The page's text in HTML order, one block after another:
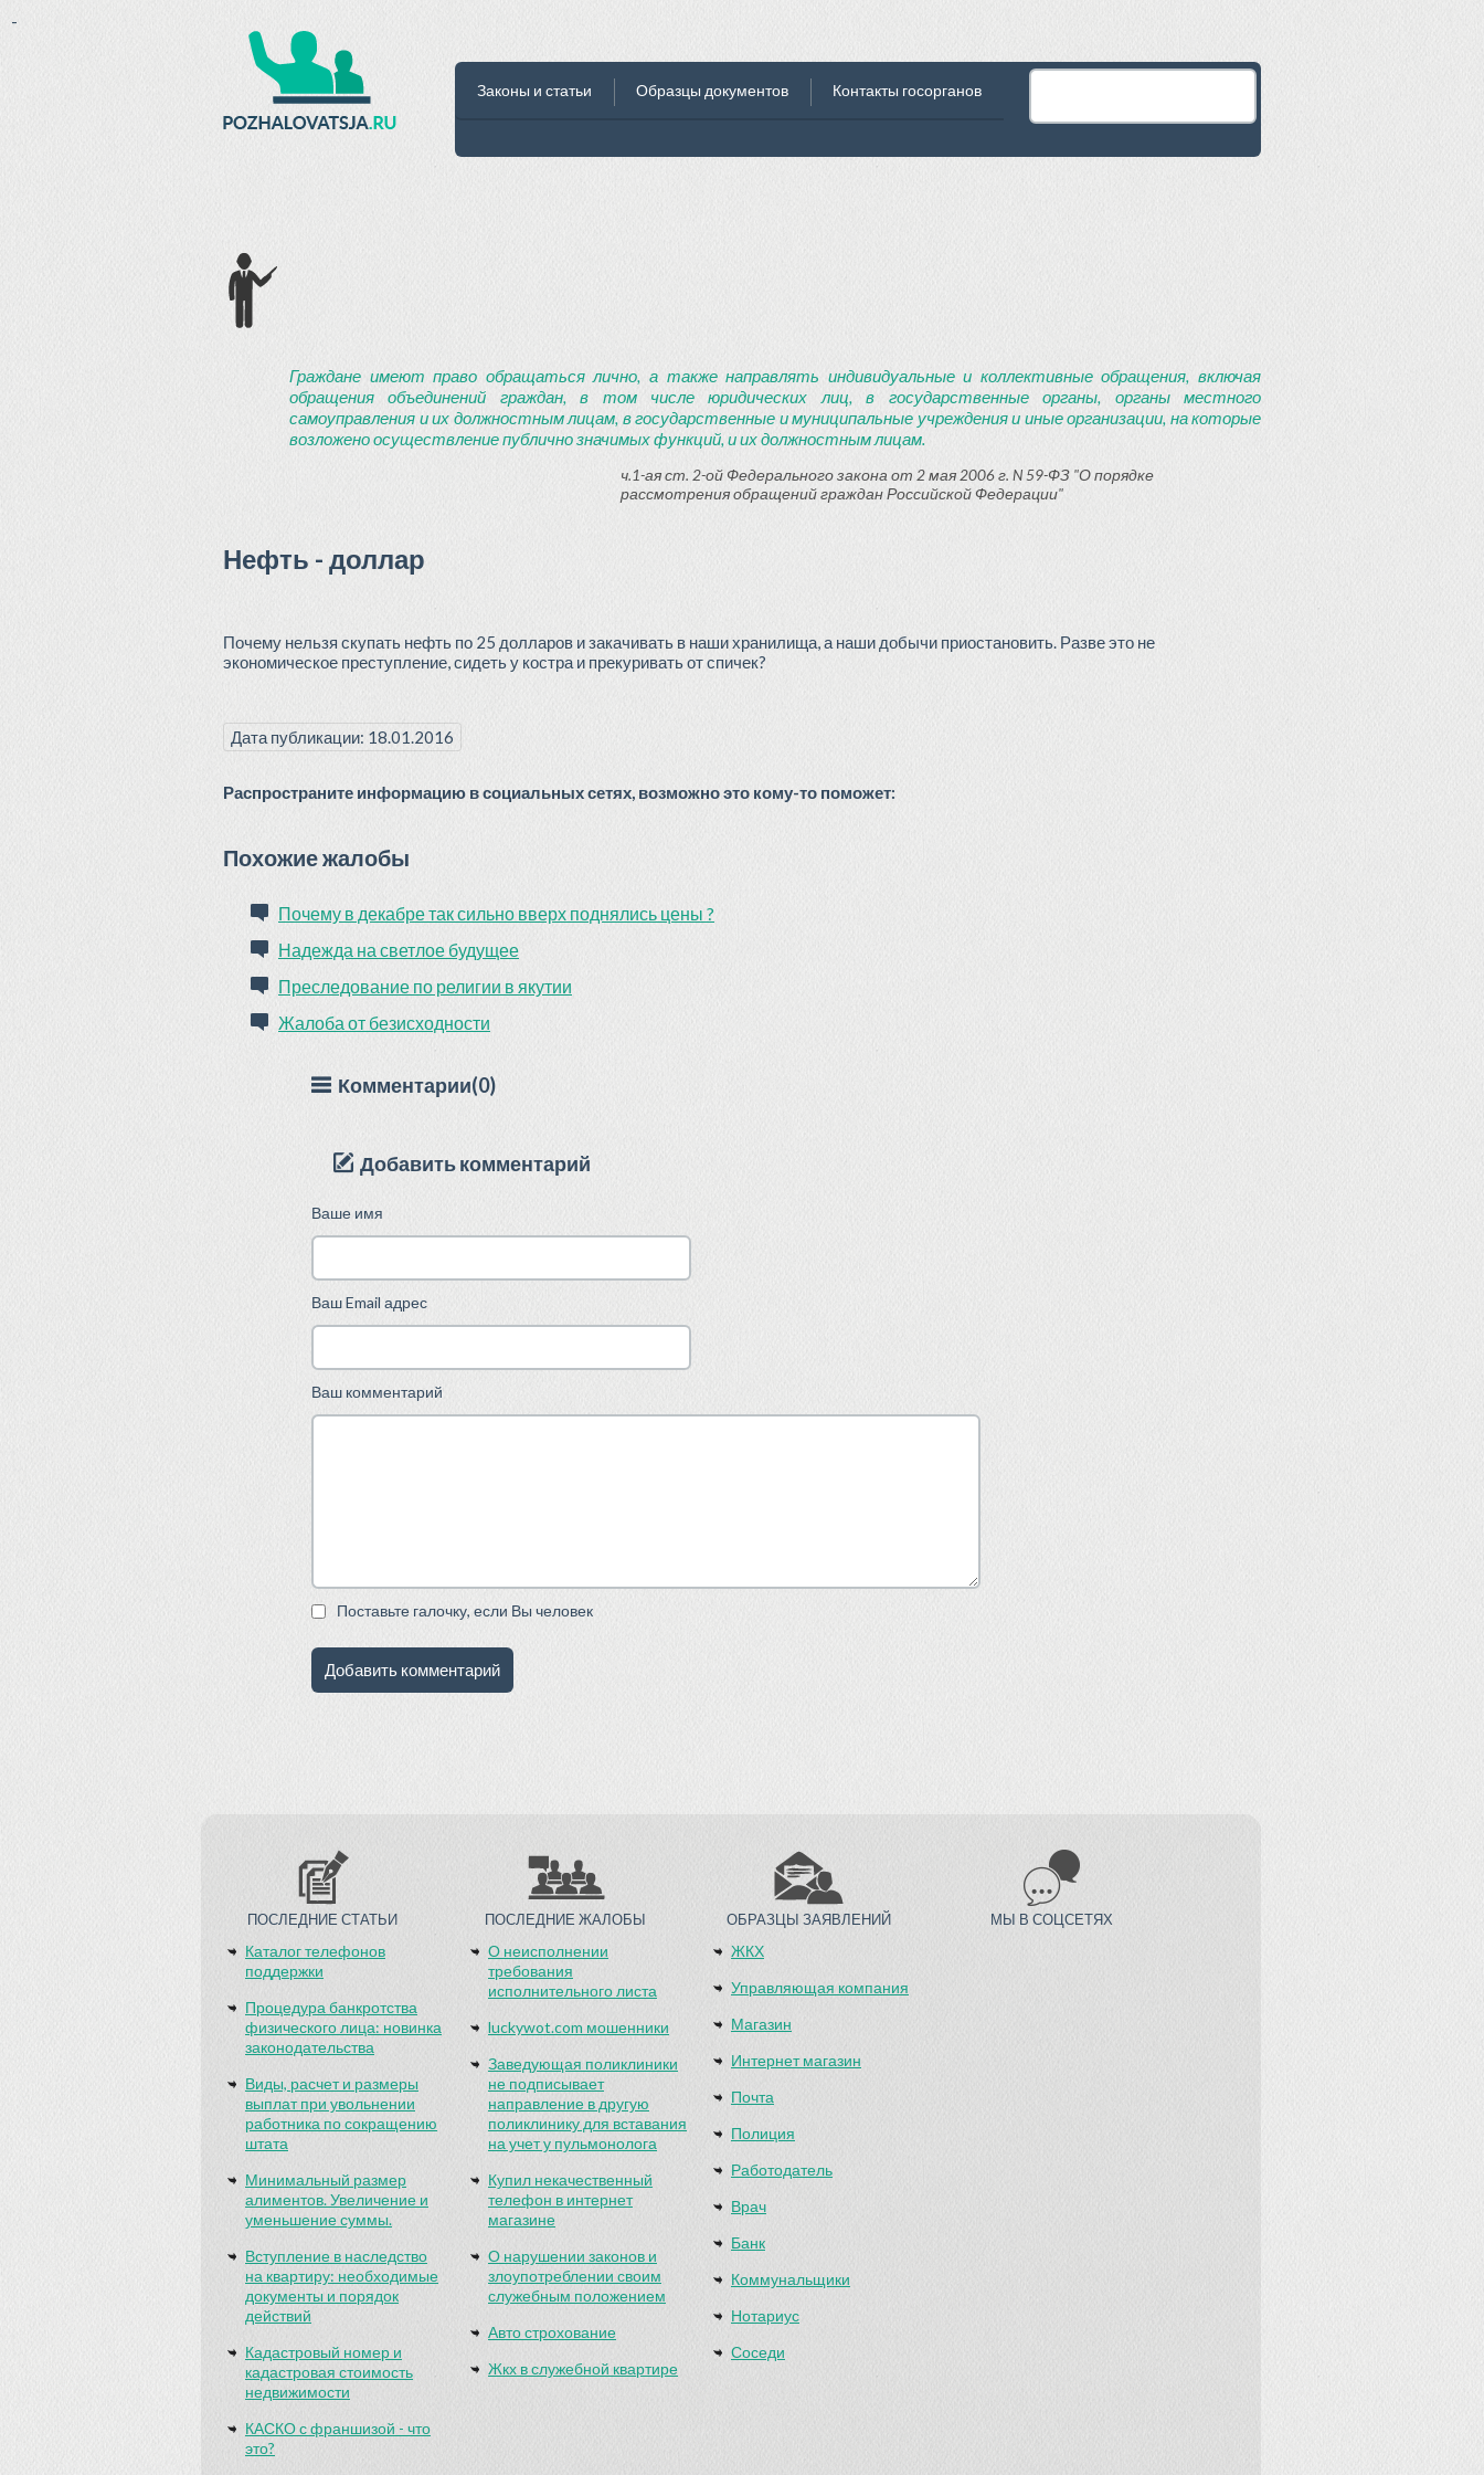
Законы и статьи Образцы документов Контакты госорганов
Граждане имеют право обращаться лично, а также направлять индивидуальные и коллективные обращения, включая
обращения объединений граждан, в том числе юридических лиц, в государственные органы, органы местного
самоуправления и их должностным лицам, в государственные и муниципальные учреждения и иные организации, на которые
возложено осуществление публично значимых функций, и их должностным лицам.
ч.1-ая ст. 2-ой Федерального закона от 2 мая 2006 г. N 59-ФЗ "О порядке
рассмотрения обращений граждан Российской Федерации"
Нефть - доллар
Почему нельзя скупать нефть по 25 долларов и закачивать в наши хранилища, а наши добычи приостановить. Разве это не
экономическое преступление, сидеть у костра и прекуривать от спичек?
Дата публикации: 18.01.2016
Распространите информацию в социальных сетях, возможно это кому-то поможет:
Похожие жалобы
Почему в декабре так сильно вверх поднялись цены ?
Надежда на светлое будущее
Преследование по религии в якутии
Жалоба от безисходности
Комментарии(0)
Добавить комментарий
Ваше имя
Ваш Email адрес
Ваш комментарий
Поставьте галочку, если Вы человек
ПОСЛЕДНИЕ СТАТЬИ
Каталог телефонов
поддержки
Процедура банкротства
физического лица: новинка
законодательства
Виды, расчет и размеры
выплат при увольнении
работника по сокращению
штата
Минимальный размер
алиментов. Увеличение и
уменьшение суммы.
Вступление в наследство
на квартиру: необходимые
документы и порядок
действий
Кадастровый номер и
кадастровая стоимость
недвижимости
КАСКО с франшизой - что
это?
ПОСЛЕДНИЕ ЖАЛОБЫ
О неисполнении
требования
исполнительного листа
luckywot.com мошенники
Заведующая поликлиники
не подписывает
направление в другую
поликлинику для вставания
на учет у пульмонолога
Купил некачественный
телефон в интернет
магазине
О нарушении законов и
злоупотреблении своим
служебным положением
Авто строхование
Жкх в служебной квартире
ОБРАЗЦЫ ЗАЯВЛЕНИЙ
ЖКХ
Управляющая компания
Магазин
Интернет магазин
Почта
Полиция
Работодатель
Врач
Банк
Коммунальщики
Нотариус
Соседи
МЫ В СОЦСЕТЯХ
-